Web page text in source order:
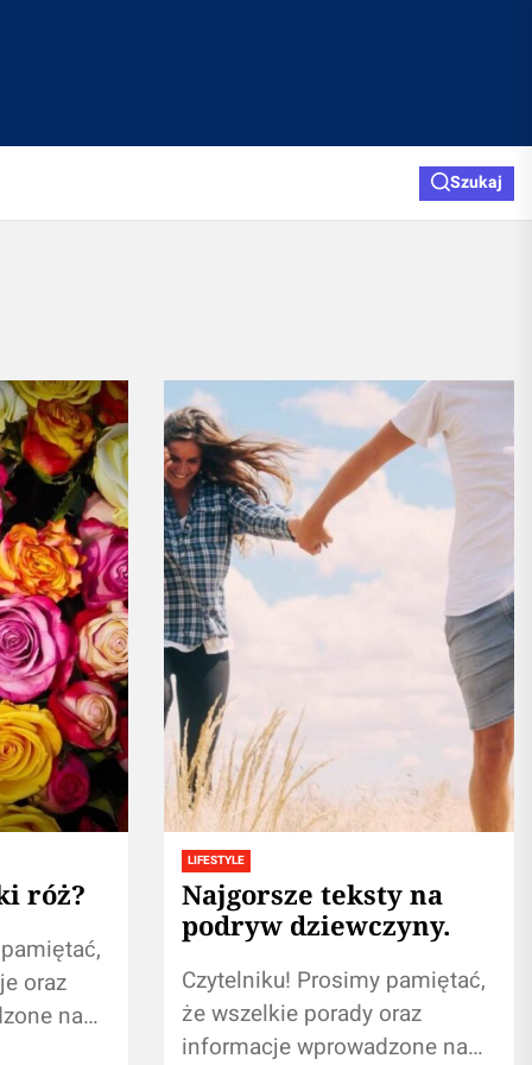
Szukaj
róż?
oraz
na
LIFESTYLE
Najgorsze teksty na
podryw dziewczyny.
Czytelniku! Prosimy pamiętać,
że wszelkie porady oraz
informacje wprowadzone na